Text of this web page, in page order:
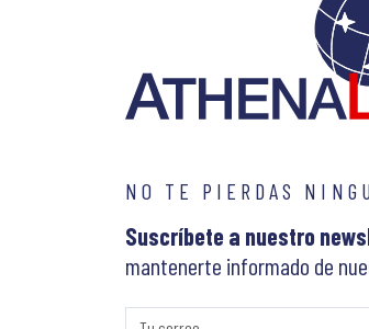
NO TE PIERDAS
Suscríbete a nuestro
mantenerte informado de